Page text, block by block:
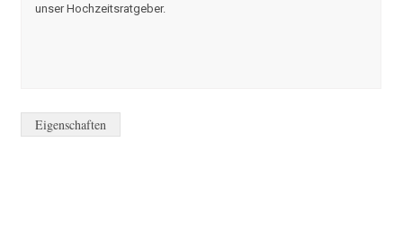
unser Hochzeitsratgeber.
Eigenschaften